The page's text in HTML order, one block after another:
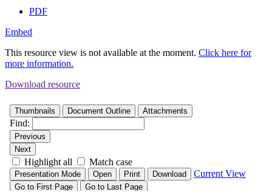
PDF
Embed
This resource view is not available at the moment. Click here for
more information.
Download resource